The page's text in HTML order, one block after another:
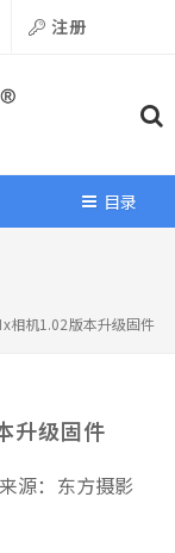
注册
目录
相机1.02版本升级固件
升级固件
源：东方摄影